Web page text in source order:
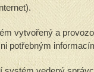
vytvořený a
potřebným